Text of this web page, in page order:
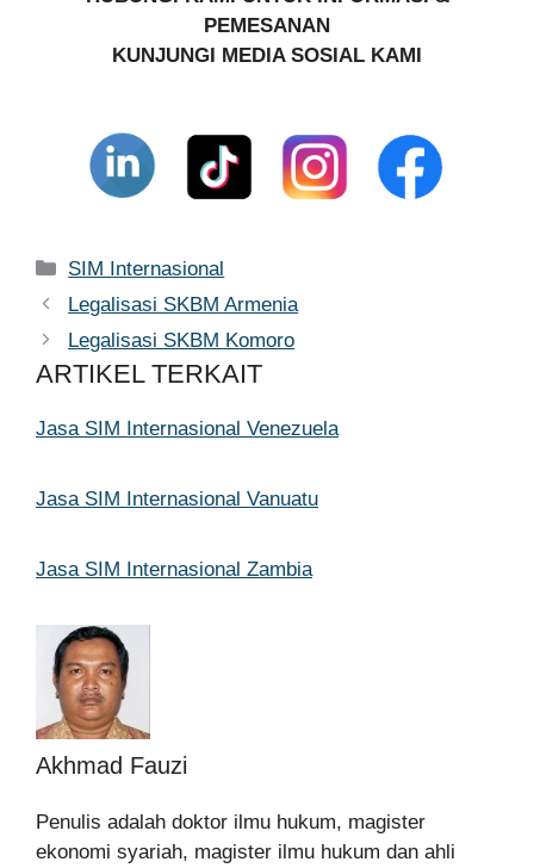
PEMESANAN
KUNJUNGI MEDIA SOSIAL KAMI
Kategori
SIM Internasional
Legalisasi SKBM Armenia
Legalisasi SKBM Komoro
ARTIKEL TERKAIT
Jasa SIM Internasional Venezuela
Jasa SIM Internasional Vanuatu
Jasa SIM Internasional Zambia
Akhmad Fauzi
Penulis adalah doktor ilmu hukum, magister
ekonomi syariah, magister ilmu hukum dan ahli